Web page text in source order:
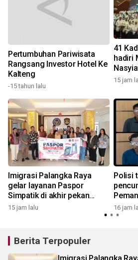
Pertumbuhan Pariwisata
Rangsang Investor Hotel Ke
Kalteng
-15 tahun lalu
41
hadiri
15 jam
Imigrasi Palangka Raya
gelar layanan Paspor
Simpatik di akhir pekan
sambut HUT ke-81 RI
15 jam lalu
Polisi
Teweh
16 jam
Berita Terpopuler